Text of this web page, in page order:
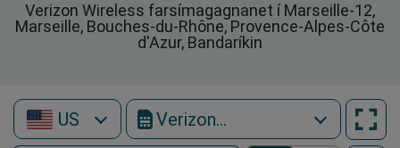
Verizon Wireless farsímagagnanet í Marseille-12,
Marseille, Bouches-du-Rhône, Provence-Alpes-Côte
d'Azur, Bandaríkin
US Verizon Wireless